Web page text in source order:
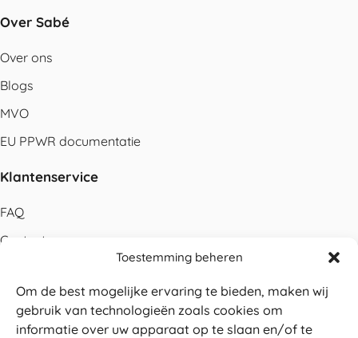
Toestemming beheren
Om de best mogelijke ervaring te bieden, maken wij
gebruik van technologieën zoals cookies om
informatie over uw apparaat op te slaan en/of te
Over Sabé
Over ons
Blogs
MVO
EU PPWR documentatie
Klantenservice
FAQ
Contact
Betalen
Levering